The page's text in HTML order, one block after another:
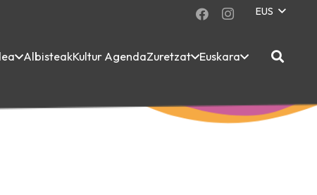
EUS
AlbisteakKultur AgendaZuretzat Euskara